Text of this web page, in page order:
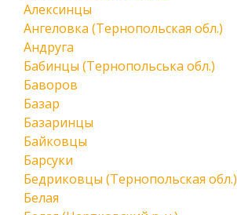
Алексинцы
Ангеловка (Тернопольская обл.)
Андруга
Бабинцы (Тернопольська обл.)
Баворов
Базар
Базаринцы
Байковцы
Барсуки
Бедриковцы (Тернопольская обл.)
Белая